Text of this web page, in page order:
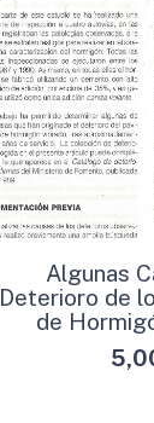
Algunas
Deterioro de
de